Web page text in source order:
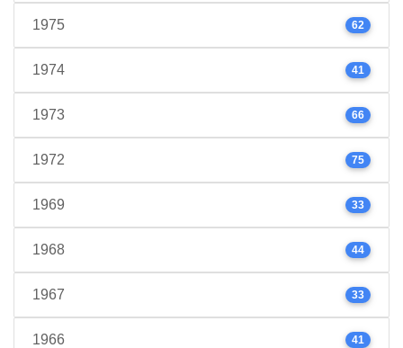
1975 62
1974 41
1973 66
1972 75
1969 33
1968 44
1967 33
1966 41